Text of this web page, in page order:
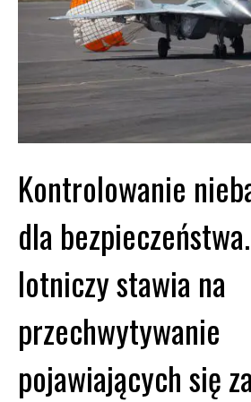
Kontrolowanie
dla
lotniczy stawia na
przechwytywanie
pojawiających się